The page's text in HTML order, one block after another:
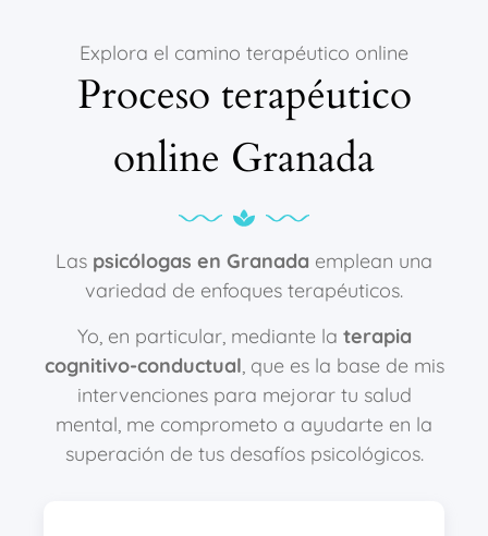
Explora el camino terapéutico online
Proceso terapéutico
online Granada
Las psicólogas en Granada emplean una
variedad de enfoques terapéuticos.
Yo, en particular, mediante la terapia
cognitivo-conductual, que es la base de mis
intervenciones para mejorar tu salud
mental, me comprometo a ayudarte en la
superación de tus desafíos psicológicos.